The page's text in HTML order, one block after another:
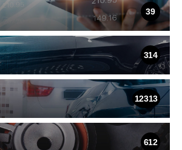
39
314
12313
612